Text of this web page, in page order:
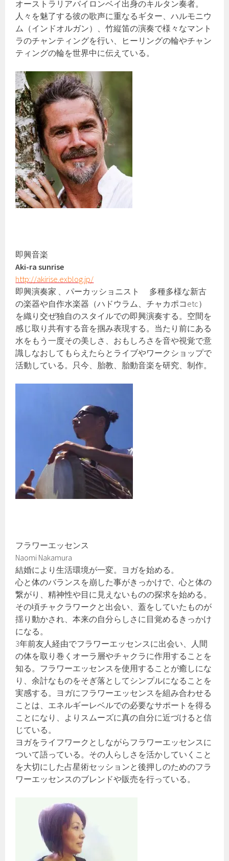
オーストラリアバイロンベイ出身のキルタン奏者。
人々を魅了する彼の歌声に重なるギター、ハルモニウ
ム（インドオルガン）、竹縦笛の演奏で様々なマント
ラのチャンティングを行い、ヒーリングの輪やチャン
ティングの輪を世界中に伝えている。
即興音楽
Aki-ra sunrise
http://akirise.exblog.jp/
即興演奏家 、パーカッショニスト 多種多様な新古
の楽器や自作水楽器（ハドウラム、チャカポコetc）
を織り交ぜ独自のスタイルでの即興演奏する。空間を
感じ取り共有する音を掴み表現する。当たり前にある
水をもう一度その美しさ、おもしろさを音や視覚で意
識しなおしてもらえたらとライブやワークショップで
活動している。只今、胎教、胎動音楽を研究、制作。
フラワーエッセンス
Naomi Nakamura
結婚により生活環境が一変。ヨガを始める。
心と体のバランスを崩した事がきっかけで、心と体の
繋がり、精神性や目に見えないものの探求を始める。
その頃チャクラワークと出会い、蓋をしていたものが
揺り動かされ、本来の自分らしさに目覚めるきっかけ
になる。
3年前友人経由でフラワーエッセンスに出会い、人間
の体を取り巻くオーラ層やチャクラに作用することを
知る。フラワーエッセンスを使用することが癒しにな
り、余計なものをそぎ落としてシンプルになることを
実感する。ヨガにフラワーエッセンスを組み合わせる
ことは、エネルギーレベルでの必要なサポートを得る
ことになり、よりスムーズに真の自分に近づけると信
じている。
ヨガをライフワークとしながらフラワーエッセンスに
ついて語っている。その人らしさを活かしていくこと
を大切にした占星術セッションと後押しのためのフラ
ワーエッセンスのブレンドや販売を行っている。